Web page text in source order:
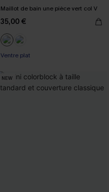
Maillot de bain une pièce vert col V
35,00 €
Ventre plat
NEW